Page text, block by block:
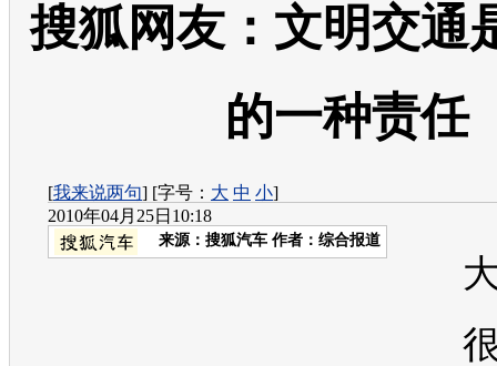
搜狐网友：文明交通
的一种责任
[我来说两句] [字号： 大 中 小]
2010年04月25日10:18
来源： 搜狐汽车 作者：综合报道
大
很